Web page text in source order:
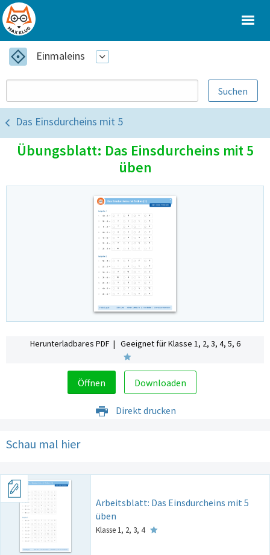
Einmaleins
Das Einsdurcheins mit 5
Übungsblatt: Das Einsdurcheins mit 5
üben
Herunterladbares PDF | Geeignet für Klasse 1, 2, 3, 4, 5, 6
Öffnen Downloaden
Direkt drucken
Schau mal hier
Arbeitsblatt: Das Einsdurcheins mit 5
üben
Klasse 1, 2, 3, 4